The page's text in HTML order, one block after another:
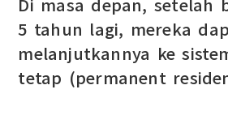
5 tahun lagi, mereka
melanjutkannya ke
tetap (permanent